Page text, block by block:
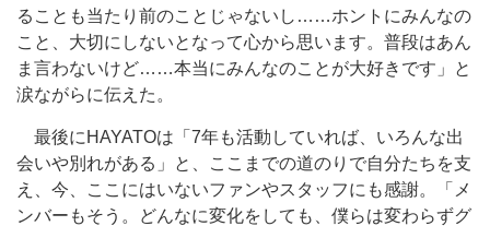
ることも当たり前のことじゃないし……ホントにみんなの
こと、大切にしないとなって心から思います。普段はあん
ま言わないけど……本当にみんなのことが大好きです」と
涙ながらに伝えた。
最後にHAYATOは「7年も活動していれば、いろんな出
会いや別れがある」と、ここまでの道のりで自分たちを支
え、今、ここにはいないファンやスタッフにも感謝。「メ
ンバーもそう。どんなに変化をしても、僕らは変わらずグ